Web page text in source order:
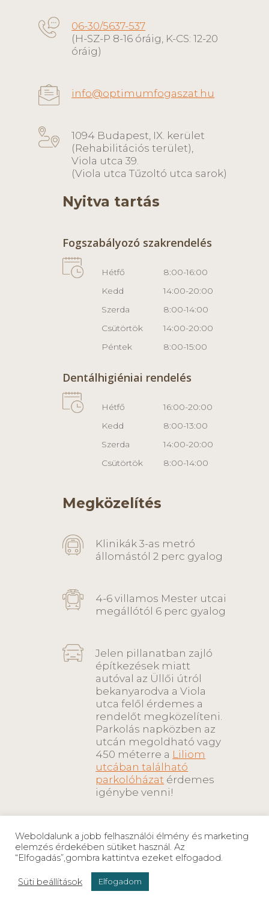
06-30/5637-537
(H-SZ-P 8-16 óráig, K-CS: 12-20
óráig)
info@optimumfogaszat.hu
1094 Budapest, IX. kerület
(Rehabilitációs terület),
Viola utca 39.
(Viola utca Tűzoltó utca sarok)
Nyitva tartás
Fogszabályozó szakrendelés
Hétfő
8:00-16:00
Kedd
14:00-20:00
Szerda
8:00-14:00
Csütörtök
14:00-20:00
Péntek
8:00-15:00
Dentálhigiéniai rendelés
Hétfő
16:00-20:00
Kedd
8:00-13:00
Szerda
14:00-20:00
Csütörtök
8:00-14:00
Megközelítés
Klinikák 3-as metró
állomástól 2 perc gyalog
4-6 villamos Mester utcai
megállótól 6 perc gyalog
Jelen pillanatban zajló
építkezések miatt
autóval az Üllői útról
bekanyarodva a Viola
utca felől érdemes a
rendelőt megközelíteni.
Parkolás napközben az
utcán megoldható vagy
450 méterre a Liliom
utcában található
parkolóházat érdemes
igénybe venni!
+
06 30/ 5637 537
Weboldalunk a jobb felhasználói élmény és marketing
elemzés érdekében sütiket használ. Az
“Elfogadás”,gombra kattintva ezeket elfogadod.
Süti beállítások Elfogadom